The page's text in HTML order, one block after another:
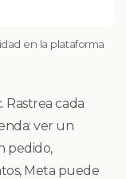
en la plataforma
Rastrea cada
ver un
pedido,
Meta puede